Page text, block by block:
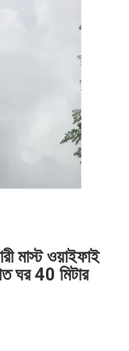
মাস্ট ওয়াইফাই
ঘর 40 মিটার